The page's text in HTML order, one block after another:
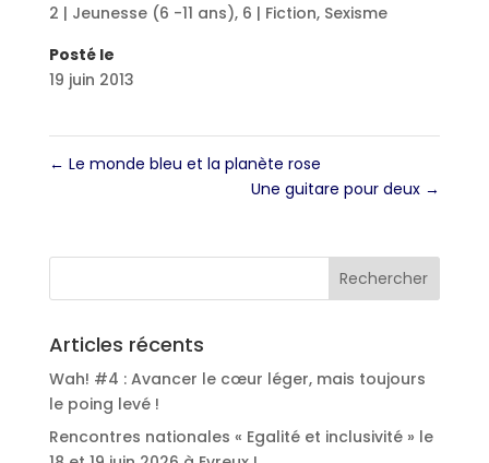
2 | Jeunesse (6 -11 ans), 6 | Fiction, Sexisme
Posté le
19 juin 2013
← Le monde bleu et la planète rose
Une guitare pour deux →
Articles récents
Wah! #4 : Avancer le cœur léger, mais toujours
le poing levé !
Rencontres nationales « Egalité et inclusivité » le